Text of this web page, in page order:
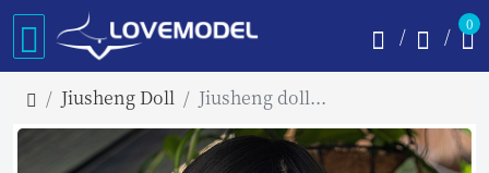
0
Jiusheng Doll Jiusheng doll 158cm Dカップ #EIMI 等身大リアルラブドール